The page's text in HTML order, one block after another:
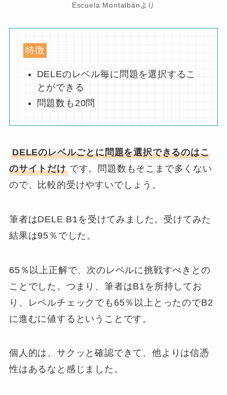
Escuela Montalbánより
特徴
DELEのレベル毎に問題を選択するこ
とができる
問題数も20問
DELEのレベルごとに問題を選択できるのはこ
のサイトだけ です。問題数もそこまで多くない
ので、比較的受けやすいでしょう。
筆者はDELE B1を受けてみました。受けてみた
結果は95％でした。
65％以上正解で、次のレベルに挑戦すべきとの
ことでした。つまり、筆者はB1を所持してお
り、レベルチェックでも65％以上とったのでB2
に進むに値するということです。
個人的は、 サクッと確認できて、他よりは信憑
性はあるな と感じました。